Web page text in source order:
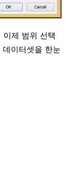
이제 범위 선택
이터셋을 한눈